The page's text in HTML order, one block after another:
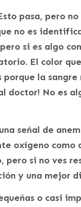
pasa, pero
no es
si es algo
El color
la
doctor! No es
señal de
oxígeno como
si no ves
y una mejor
o casi